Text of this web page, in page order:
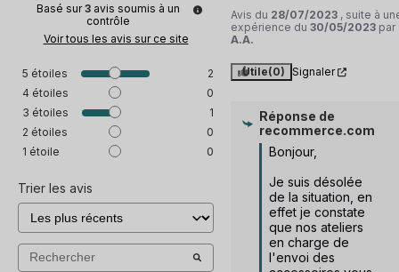
Basé sur3 avis soumis à un
contrôle
Voir tous les avis sur ce site
5 étoiles
2
4 étoiles
0
3 étoiles
1
2 étoiles
0
1 étoile 0
Trier les avis
Avis du 28/07/2023 , suite à
expérience du 30/05/2023 par
A.A.
Utile(0) Signaler
Réponse de
recommerce.com
Bonjour,
Je suis désolée
de la situation, en
effet je constate
que nos ateliers
en charge de
l'envoi des